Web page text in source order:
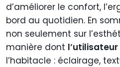
d’améliorer le confort,
bord au quotidien. En
non seulement sur
manière dont
l’habitacle : éclairage,